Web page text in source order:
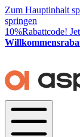
Zum Hauptinhalt
springen
10%Rabattcode!